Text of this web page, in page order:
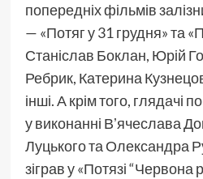
попередніх фільмів
— «Потяг у 31 грудня» та
Станіслав Боклан, Юрій
Ребрик, Катерина
інші. А крім того, глядачі
у виконанні Вʼячеслава
Луцького та Олександра
зіграв у «Потязі “Червона